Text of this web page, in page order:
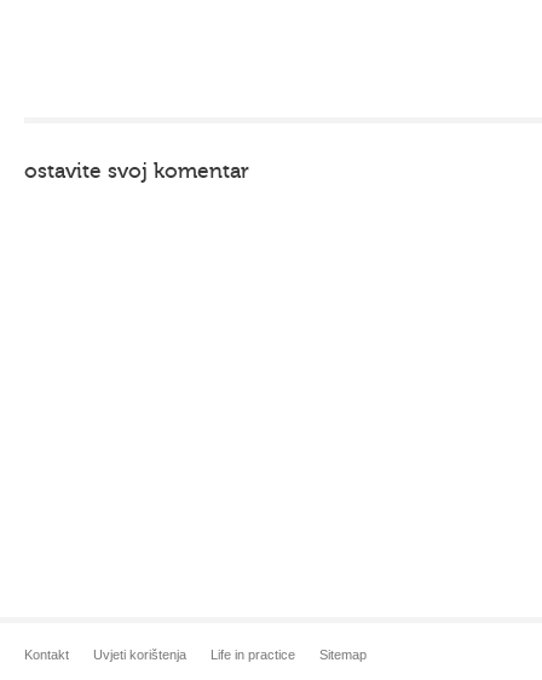
ostavite svoj komentar
Kontakt Uvjeti korištenja Life in practice Sitemap